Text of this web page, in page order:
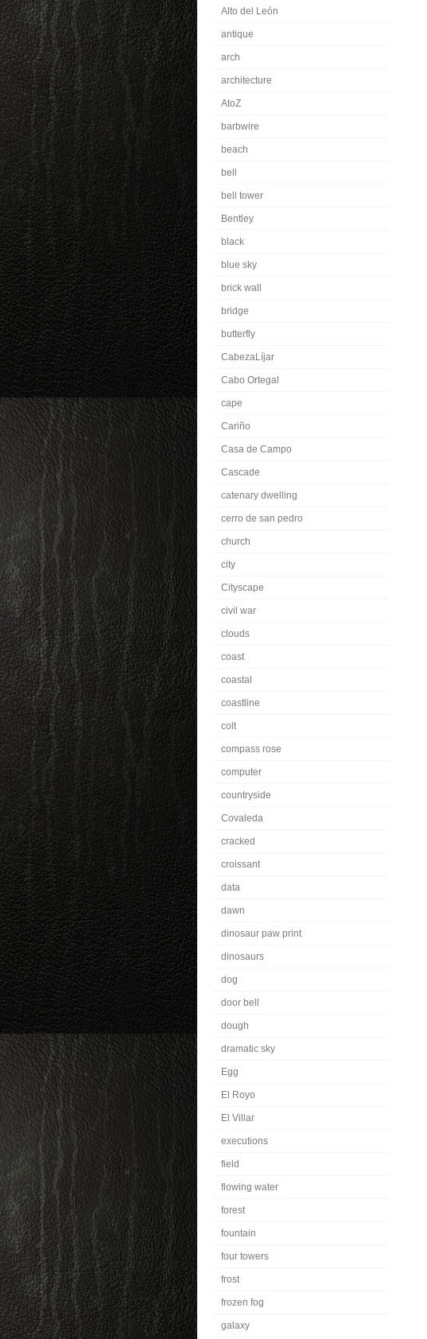
Alto del León
antique
arch
architecture
AtoZ
barbwire
beach
bell
bell tower
Bentley
black
blue sky
brick wall
bridge
butterfly
CabezaLíjar
Cabo Ortegal
cape
Cariño
Casa de Campo
Cascade
catenary dwelling
cerro de san pedro
church
city
Cityscape
civil war
clouds
coast
coastal
coastline
colt
compass rose
computer
countryside
Covaleda
cracked
croissant
data
dawn
dinosaur paw print
dinosaurs
dog
door bell
dough
dramatic sky
Egg
El Royo
El Villar
executions
field
flowing water
forest
fountain
four towers
frost
frozen fog
galaxy